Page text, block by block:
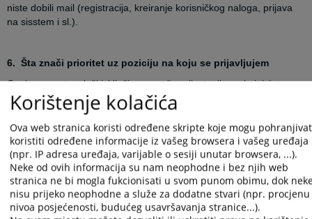
niste dobili mail (registracija, kreiranje korisničkog naloga, prijava
na sisstem i sl.).
6.Šta znači prioritet uz poziciju na koju se prijavljujem
Ovaj parametar služi isključivo za vašu orijentaciju po kojoj ćete
označiti
redoslijed pozicija i nema nikakav značaj za daljni proces.
Npr. od odabranih pozicija Općinski sud Sarajevo ste stavili 1, za
Tuzlu 2 i sl. Ovo se pokazalo korisno za ličnu evidenciju kandidata
ukoliko ima veliki broj pozicija na konkursu.
7. Token mi je nevažeći za prijavu na sistem
Prilikom kopiranja tokena, potrebna je posebna pažnja da ne
ostane razmak iza zadnjeg karaktera jer će sistem javljati grešku.
Korištenje kolačića
Ova web stranica koristi određene skripte koje mogu
koristiti određene informacije iz vašeg browsera i vašeg uređaja
(npr. IP adresa uređaja, varijable o sesiji unutar browsera, ...).
Neke od ovih informacija su nam neophodne i bez njih web
stranica ne bi mogla fukcionisati u svom punom obimu, dok
nisu prijeko neophodne a služe za dodatne stvari (npr. procjenu
nivoa posjećenosti, budućeg usavršavanja stranice...).